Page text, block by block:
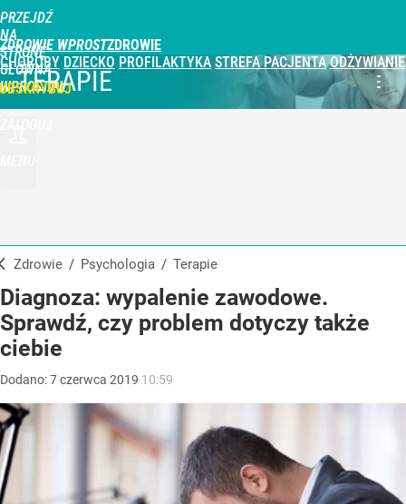
PRZEJDŹ
NA
STRONĘ
GŁÓWNĄ
WPROST.PL
ZDROWIE WPROST
CHOROBY DZIECKO PROFILAKTYKA STREFA PACJENTA ODŻYWIANIE
TERAPIE
Zdrowie / Psychologia / Terapie
Diagnoza: wypalenie zawodowe.
Sprawdź, czy problem dotyczy także
ciebie
Dodano:7czerwca 2019 10:59